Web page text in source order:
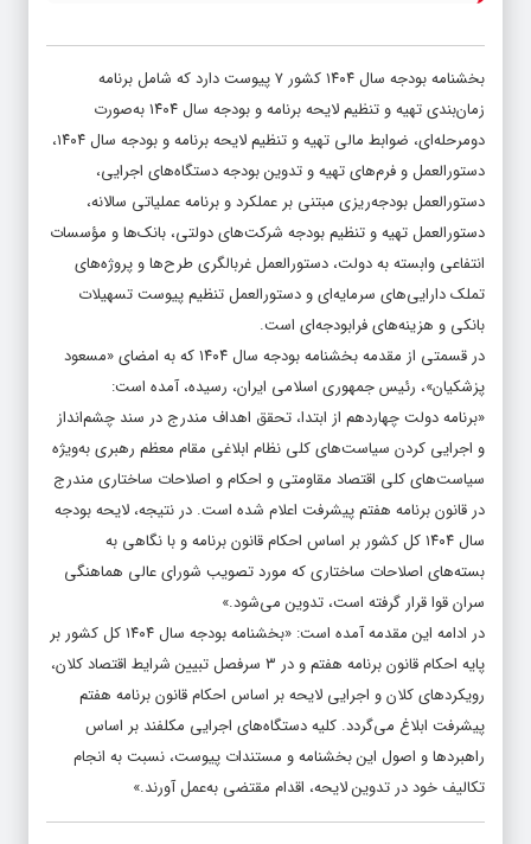
بخشنامه بودجه سال ۱۴۰۴ کشور ۷ پیوست دارد که شامل برنامه
زمان‌بندی تهیه و تنظیم لایحه برنامه و بودجه سال ۱۴۰۴ به‌صورت
دومرحله‌ای، ضوابط مالی تهیه و تنظیم لایحه برنامه و بودجه سال ۱۴۰۴،
دستورالعمل و فرم‌های تهیه و تدوین بودجه دستگاه‌های اجرایی،
دستورالعمل بودجه‌ریزی مبتنی بر عملکرد و برنامه عملیاتی سالانه،
دستورالعمل تهیه و تنظیم بودجه شرکت‌های دولتی، بانک‌ها و مؤسسات
انتفاعی وابسته به دولت، دستورالعمل غربالگری طرح‌ها و پروژه‌های
تملک دارایی‌های سرمایه‌ای و دستورالعمل تنظیم پیوست تسهیلات
بانکی و هزینه‌های فرابودجه‌ای است.
در قسمتی از مقدمه بخشنامه بودجه سال ۱۴۰۴ که به امضای «مسعود
پزشکیان»، ‌رئیس جمهوری اسلامی ایران، رسیده، آمده است:
«برنامه دولت چهاردهم از ابتدا، تحقق اهداف مندرج در سند چشم‌انداز
و اجرایی کردن سیاست‌های کلی نظام ابلاغی مقام معظم رهبری به‌ویژه
سیاست‌های کلی اقتصاد مقاومتی و احکام و اصلاحات ساختاری مندرج
در قانون برنامه هفتم پیشرفت اعلام شده است. در نتیجه، لایحه بودجه
سال ۱۴۰۴ کل کشور بر اساس احکام قانون برنامه و با نگاهی به
بسته‌های اصلاحات ساختاری که مورد تصویب شورای عالی هماهنگی
سران قوا قرار گرفته است، تدوین می‌شود.»
در ادامه این مقدمه آمده است: «بخشنامه بودجه سال ۱۴۰۴ کل کشور بر
پایه احکام قانون برنامه هفتم و در ۳ سرفصل تبیین شرایط اقتصاد کلان،
رویکردهای کلان و اجرایی لایحه بر اساس احکام قانون برنامه هفتم
پیشرفت ابلاغ می‌گردد. کلیه دستگاه‌های اجرایی مکلفند بر اساس
راهبردها و اصول این بخشنامه و مستندات پیوست، نسبت به انجام
تکالیف خود در تدوین لایحه، اقدام مقتضی به‌عمل آورند.»